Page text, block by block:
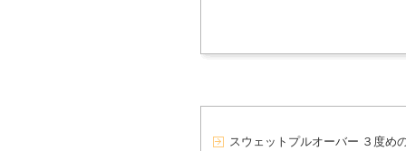
スウェットプルオーバー ３度め